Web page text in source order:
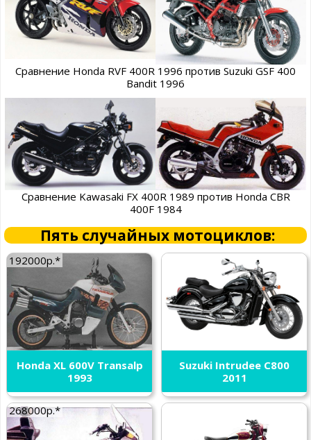
Сравнение Honda RVF 400R 1996 против Suzuki GSF 400
Bandit 1996
Сравнение Kawasaki FX 400R 1989 против Honda CBR
400F 1984
Пять случайных мотоциклов:
192000р.*
Honda XL 600V Transalp
1993
Suzuki Intrudee C800
2011
268000р.*